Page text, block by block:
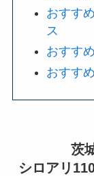
おすす
ス
おすす
おすす
茨
シロアリ